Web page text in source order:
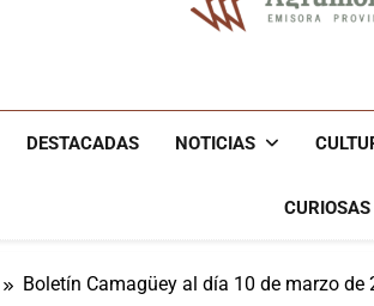
Radio
DESTACADAS NOTICIAS
CURIOSAS
Boletín Camagüey al día 10 de marzo de